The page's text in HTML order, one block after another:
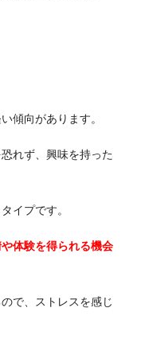
傾向があります。
れず、興味を持った
イプです。
体験を得られる機会
で、ストレスを感じ